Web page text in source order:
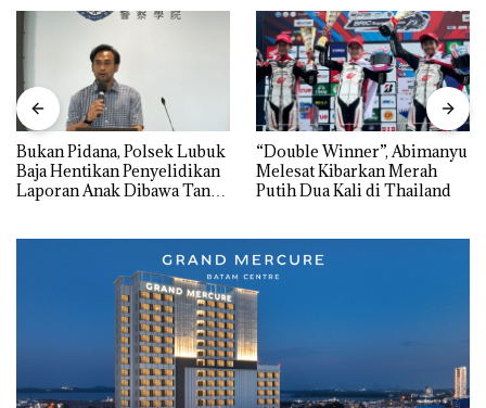
Bukan Pidana, Polsek Lubuk
Baja Hentikan Penyelidikan
Laporan Anak Dibawa Tanpa
“Double Winner”, Abimanyu
Melesat Kibarkan Merah
Putih Dua Kali di Thailand